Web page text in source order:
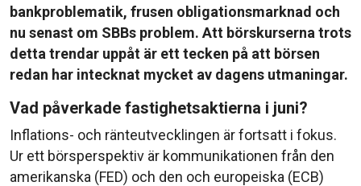
bankproblematik, frusen obligationsmarknad och
nu senast om SBBs problem. Att börskurserna trots
detta trendar uppåt är ett tecken på att börsen
redan har intecknat mycket av dagens utmaningar.
Vad påverkade fastighetsaktierna i juni?
Inflations- och ränteutvecklingen är fortsatt i fokus.
Ur ett börsperspektiv är kommunikationen från den
amerikanska (FED) och den och europeiska (ECB)